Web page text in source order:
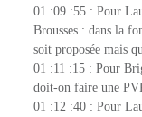
01 :09 :55 : Pour
Brousses : dans la
soit proposée mais
01 :11 :15 : Pour
doit-on faire une
01 :12 :40 : Pour